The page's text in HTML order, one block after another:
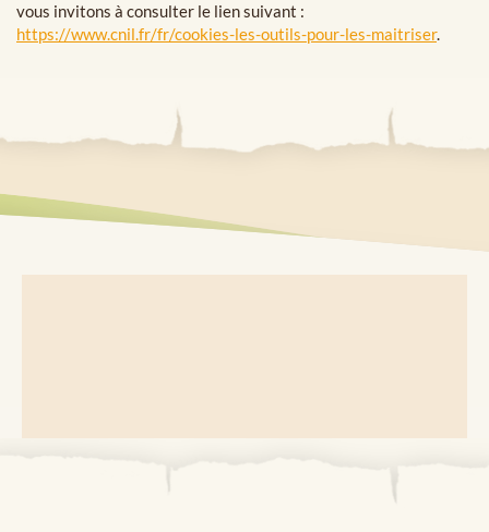
vous invitons à consulter le lien suivant :
https://www.cnil.fr/fr/cookies-les-outils-pour-les-maitriser.